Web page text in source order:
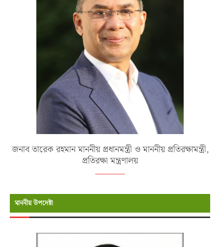
জনাব তারেক রহমান মাননীয় প্রধানমন্ত্রী ও মাননীয় প্রতিরক্ষামন্ত্রী,
প্রতিরক্ষা মন্ত্রণালয়
মাননীয় উপদেষ্টা